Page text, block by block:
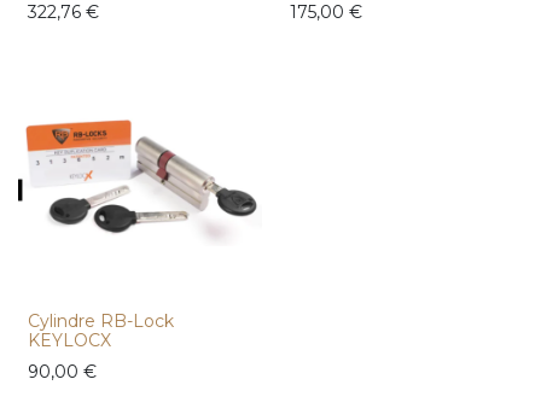
322,76 €
175,00 €
Cylindre RB-Lock
KEYLOCX
90,00 €